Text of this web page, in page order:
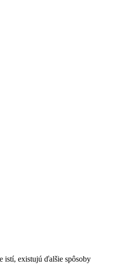
istí, existujú ďalšie spôsoby